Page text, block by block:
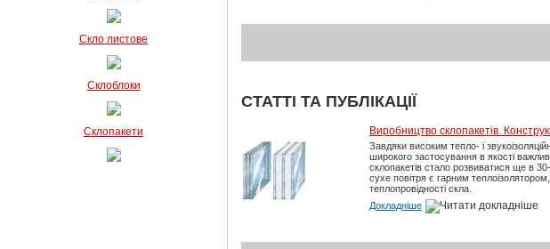
Скло листове
Склоблоки
Склопакети
СТАТТІ ТА ПУБЛІКАЦІЇ
Виробництво склопакетів.
Завдяки високим тепло- і
широкого застосування в якості
склопакетів стало розвиватися ще в
сухе повітря є гарним
теплопровідності скла.
Докладніше